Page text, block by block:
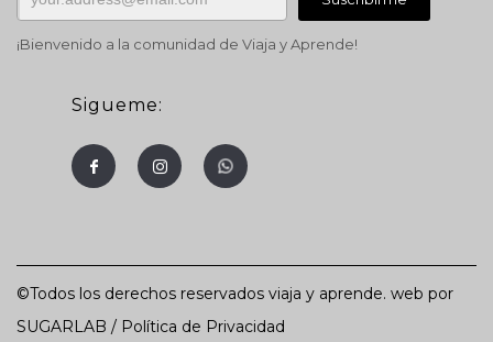
¡Bienvenido a la comunidad de Viaja y Aprende!
Sigueme:
©Todos los derechos reservados viaja y aprende. web por
SUGARLAB / Política de Privacidad